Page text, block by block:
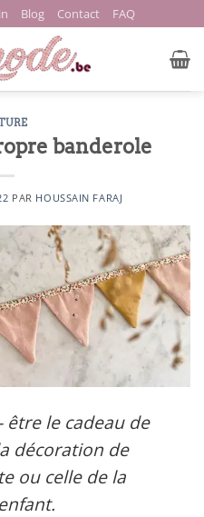
Blog Contact FAQ
banderole
PAR HOUSSAIN FARAJ
le cadeau de
décoration de
ou celle de la